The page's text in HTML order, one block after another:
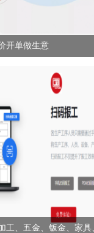
开单做生意
工、五金、钣金、家具